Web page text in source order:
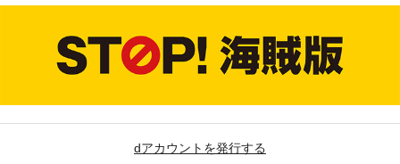
dアカウントを発行する